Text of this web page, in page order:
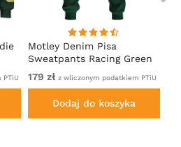
Motley Denim Pisa
Sweatpants Racing Green
179 zł z wliczonym podatkiem PTiU
Dodaj do koszyka